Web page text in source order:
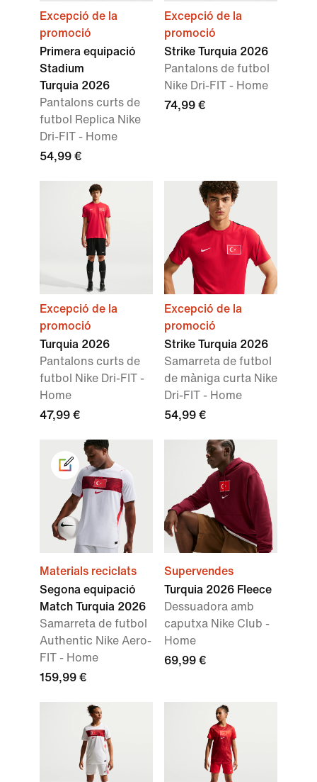
Excepció de la
promoció
Primera equipació
Stadium
Turquia 2026
Pantalons curts de
futbol Replica Nike
Dri-FIT - Home
54,99 €
Excepció de la
promoció
Strike Turquia 2026
Pantalons de futbol
Nike Dri-FIT - Home
74,99 €
Excepció de la
promoció
Turquia 2026
Pantalons curts de
futbol Nike Dri-FIT -
Home
47,99 €
Excepció de la
promoció
Strike Turquia 2026
Samarreta de futbol
de màniga curta Nike
Dri-FIT - Home
54,99 €
Materials reciclats
Segona equipació
Match Turquia 2026
Samarreta de futbol
Authentic Nike Aero-
FIT - Home
159,99 €
Supervendes
Turquia 2026 Fleece
Dessuadora amb
caputxa Nike Club -
Home
69,99 €